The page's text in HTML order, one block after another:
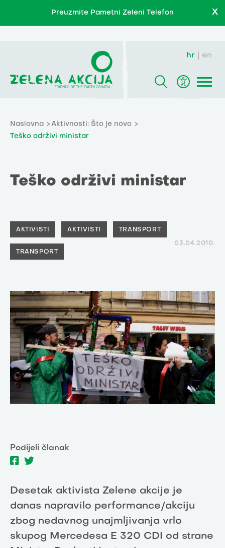
Preuzmite Pametni Zeleni Telefon X
hr en
Naslovna
Aktivnosti: Što je novo
Teško održivi ministar
Teško održivi ministar
AKTIVISTI AKTIVISTI TRANSPORT
TRANSPORT
03.04.2010.
Podijeli članak
Desetak aktivista Zelene akcije je
danas napravilo performance/akciju
zbog nedavnog unajmljivanja vrlo
skupog Mercedesa E 320 CDI od strane